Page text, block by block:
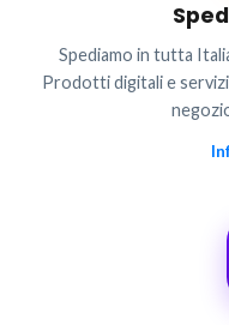
Spediamo in tutta
Prodotti digitali e